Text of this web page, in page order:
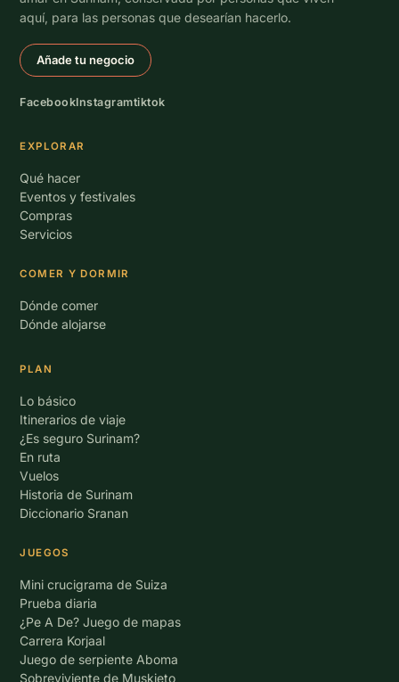
aquí, para las personas que desearían hacerlo.
Añade tu negocio
FacebookInstagramtiktok
EXPLORAR
Qué hacer
Eventos y festivales
Compras
Servicios
COMER Y DORMIR
Dónde comer
Dónde alojarse
PLAN
Lo básico
Itinerarios de viaje
¿Es seguro Surinam?
En ruta
Vuelos
Historia de Surinam
Diccionario Sranan
JUEGOS
Mini crucigrama de Suiza
Prueba diaria
¿Pe A De? Juego de mapas
Carrera Korjaal
Juego de serpiente Aboma
Sobreviviente de Muskieto